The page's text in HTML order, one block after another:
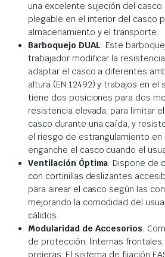
una excelente sujeción del
plegable en el interior del casco
almacenamiento y el transporte.
Barboquejo DUAL: Este
trabajador modificar la
adaptar el casco a diferentes
altura (EN 12492) y trabajos en el
tiene dos posiciones para dos
resistencia elevada, para limitar
casco durante una caída, y
el riesgo de estrangulamiento
enganche el casco cuando el
Ventilación Óptima: Dispone de
con cortinillas deslizantes
para airear el casco según las
mejorando la comodidad del
cálidos.
Modularidad de Accesorios:
de protección, linternas
orejeras. El sistema de fijación